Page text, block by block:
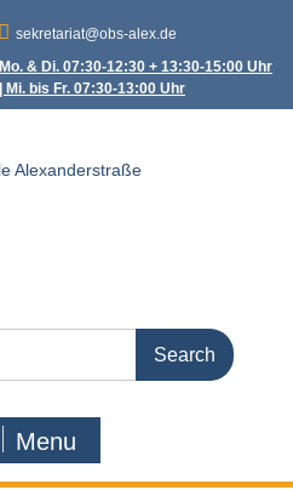
sekretariat@obs-alex.de
Mo. & Di. 07:30-12:30 + 13:30-15:00 Uhr
| Mi. bis Fr. 07:30-13:00 Uhr
Menu